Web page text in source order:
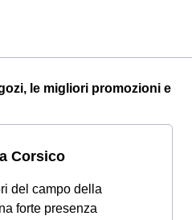
le migliori promozioni e
Corsico
del campo della
forte presenza